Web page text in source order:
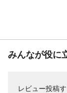
みんなが役に
レビュー投稿